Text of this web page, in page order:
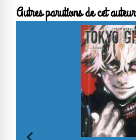
Autres parutions de cet auteur